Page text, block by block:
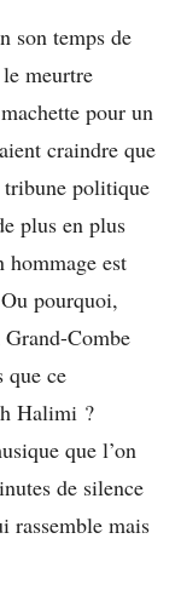
son temps de
meurtre
pour un
craindre que
tribune politique
plus en plus
est
pourquoi,
Grand-Combe
que ce
Halimi ?
que l’on
de silence
rassemble mais